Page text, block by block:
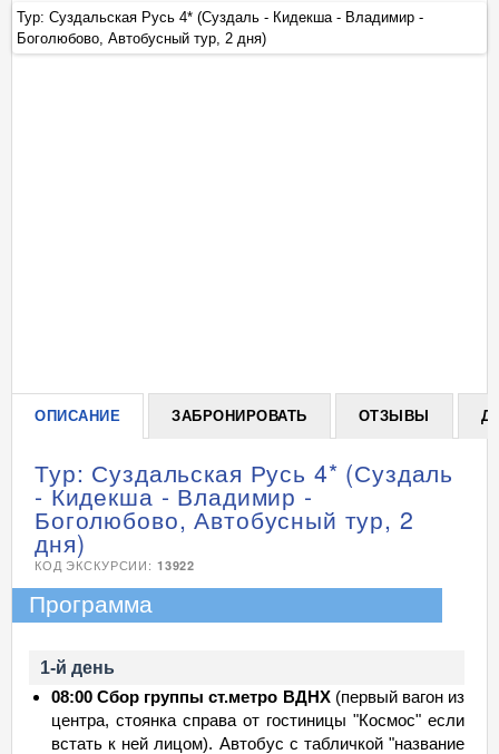
+
Тур: Суздальская Русь 4* (Суздаль - Кидекша - Владимир -
Боголюбово, Автобусный тур, 2 дня)
ОПИСАНИЕ ЗАБРОНИРОВАТЬ ОТЗЫВЫ
Тур: Суздальская Русь 4* (Суздаль
- Кидекша - Владимир -
Боголюбово, Автобусный тур, 2
дня)
КОД ЭКСКУРСИИ: 13922
Программа
1-й день
08:00 Сбор группы ст.метро ВДНХ(первый вагон из
центра, стоянка справа от гостиницы "Космос" если
встать к ней лицом). Автобус с табличкой "название